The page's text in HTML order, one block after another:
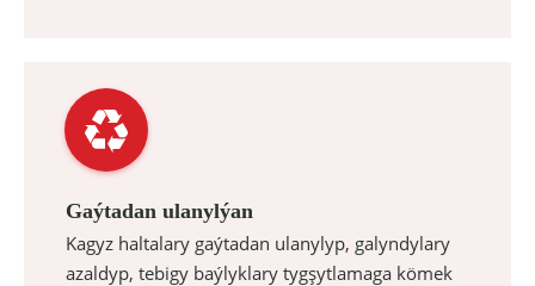
Gaýtadan ulanylýan
Kagyz haltalary gaýtadan ulanylyp, galyndylary
azaldyp, tebigy baýlyklary tygşytlamaga kömek